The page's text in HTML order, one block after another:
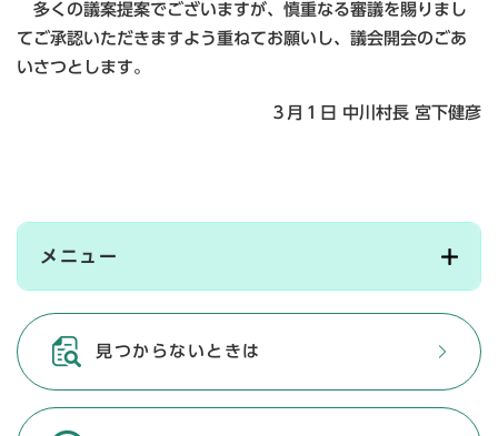
多くの議案提案でございますが、慎重なる審議を賜りまし
てご承認いただきますよう重ねてお願いし、議会開会のごあ
いさつとします。
３月１日 中川村長 宮下健彦
メニュー
見つからないときは